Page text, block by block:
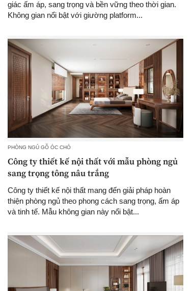
giác ấm áp, sang trọng và bền vững theo thời gian.
Không gian nổi bật với giường platform...
PHÒNG NGỦ GỖ ÓC CHÓ
Công ty thiết kế nội thất với mẫu phòng ngủ
sang trọng tông nâu trắng
Công ty thiết kế nội thất mang đến giải pháp hoàn
thiện phòng ngủ theo phong cách sang trọng, ấm áp
và tinh tế. Mẫu không gian này nổi bật...